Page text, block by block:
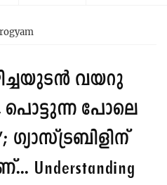
വയറു
പോലെ
Understanding